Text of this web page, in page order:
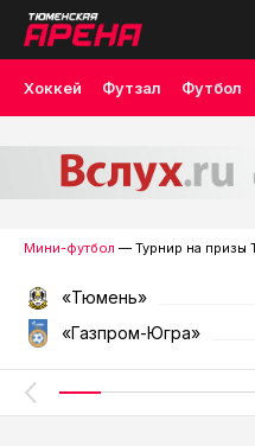
Хоккей Футзал Футбол
Мини-футбол — Турнир на призы
«Тюмень»
«Газпром-Югра»